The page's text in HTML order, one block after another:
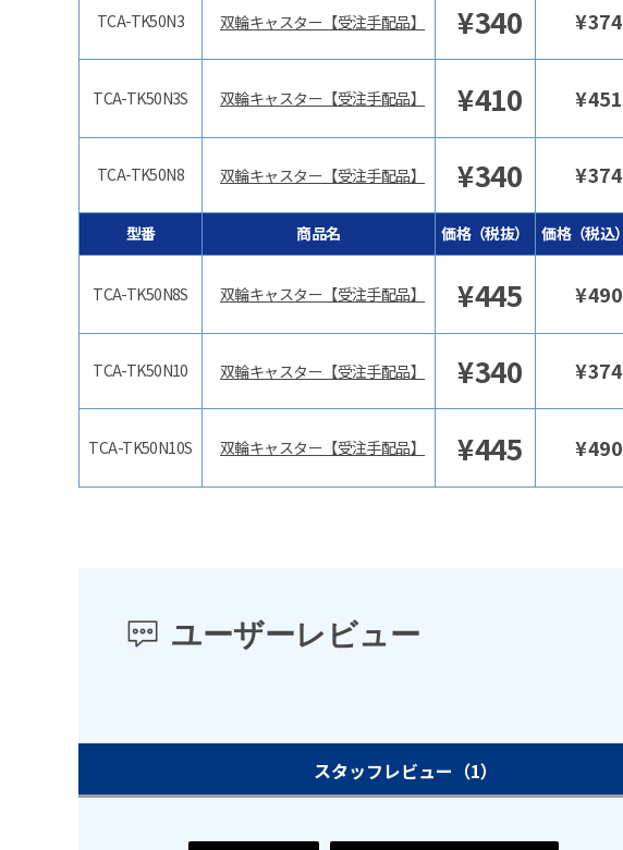
TCA-TK50N3 双輪キャスター【受注手配品】 ¥340 ¥374
TCA-TK50N3S 双輪キャスター【受注手配品】 ¥410 ¥451
TCA-TK50N8 双輪キャスター【受注手配品】 ¥340 ¥374
型番 商品名 価格（税抜） 価格（税込）
TCA-TK50N8S 双輪キャスター【受注手配品】 ¥445 ¥490
TCA-TK50N10 双輪キャスター【受注手配品】 ¥340 ¥374
TCA-TK50N10S 双輪キャスター【受注手配品】 ¥445 ¥490
ユーザーレビュー
スタッフレビュー （1）